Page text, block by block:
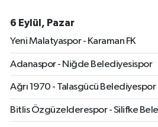
6 Eylül, Pazar
Yeni Malatyaspor - Karaman FK
Adanaspor - Niğde Belediyesispor
Ağrı 1970 - Talasgücü Belediyespor
Bitlis Özgüzelderespor - Silifke